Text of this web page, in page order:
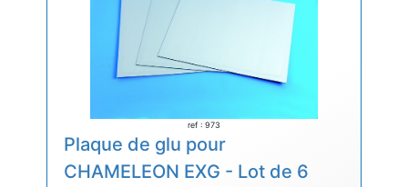
ref : 973
Plaque de glu pour
CHAMELEON EXG - Lot de 6